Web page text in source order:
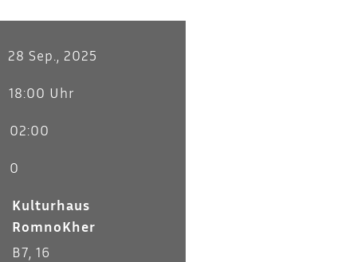
28 Sep., 2025
18:00 Uhr
02:00
0
Kulturhaus
RomnoKher
B7, 16